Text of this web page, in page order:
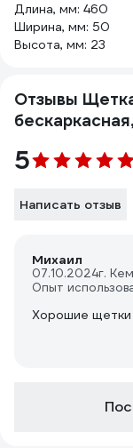
Длина, мм: 460
Ширина, мм: 50
Высота, мм: 23
Отзывы
5
Написать отзыв
Михаил
07.10.2024г.
Опыт
Хорошие щетки